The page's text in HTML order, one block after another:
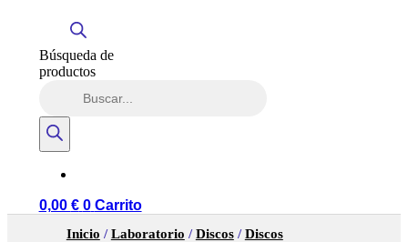
Búsqueda de
productos
0,00 € 0 Carrito
Inicio /Laboratorio /Discos/Discos